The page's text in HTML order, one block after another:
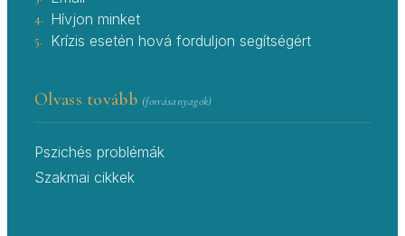
4. Hívjon minket
5. Krízis esetén hová forduljon segítségért
Olvass tovább (forrásanyagok)
Pszichés problémák
Szakmai cikkek